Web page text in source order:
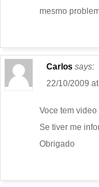
mesmo
Carlos says:
22/10/2009
Voce tem
Se tiver me
Obrigado